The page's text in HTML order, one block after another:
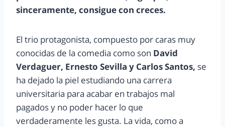
sinceramente, consigue con creces.
El trio protagonista, compuesto por caras muy
conocidas de la comedia como son David
Verdaguer, Ernesto Sevilla y Carlos Santos, se
ha dejado la piel estudiando una carrera
universitaria para acabar en trabajos mal
pagados y no poder hacer lo que
verdaderamente les gusta. La vida, como a